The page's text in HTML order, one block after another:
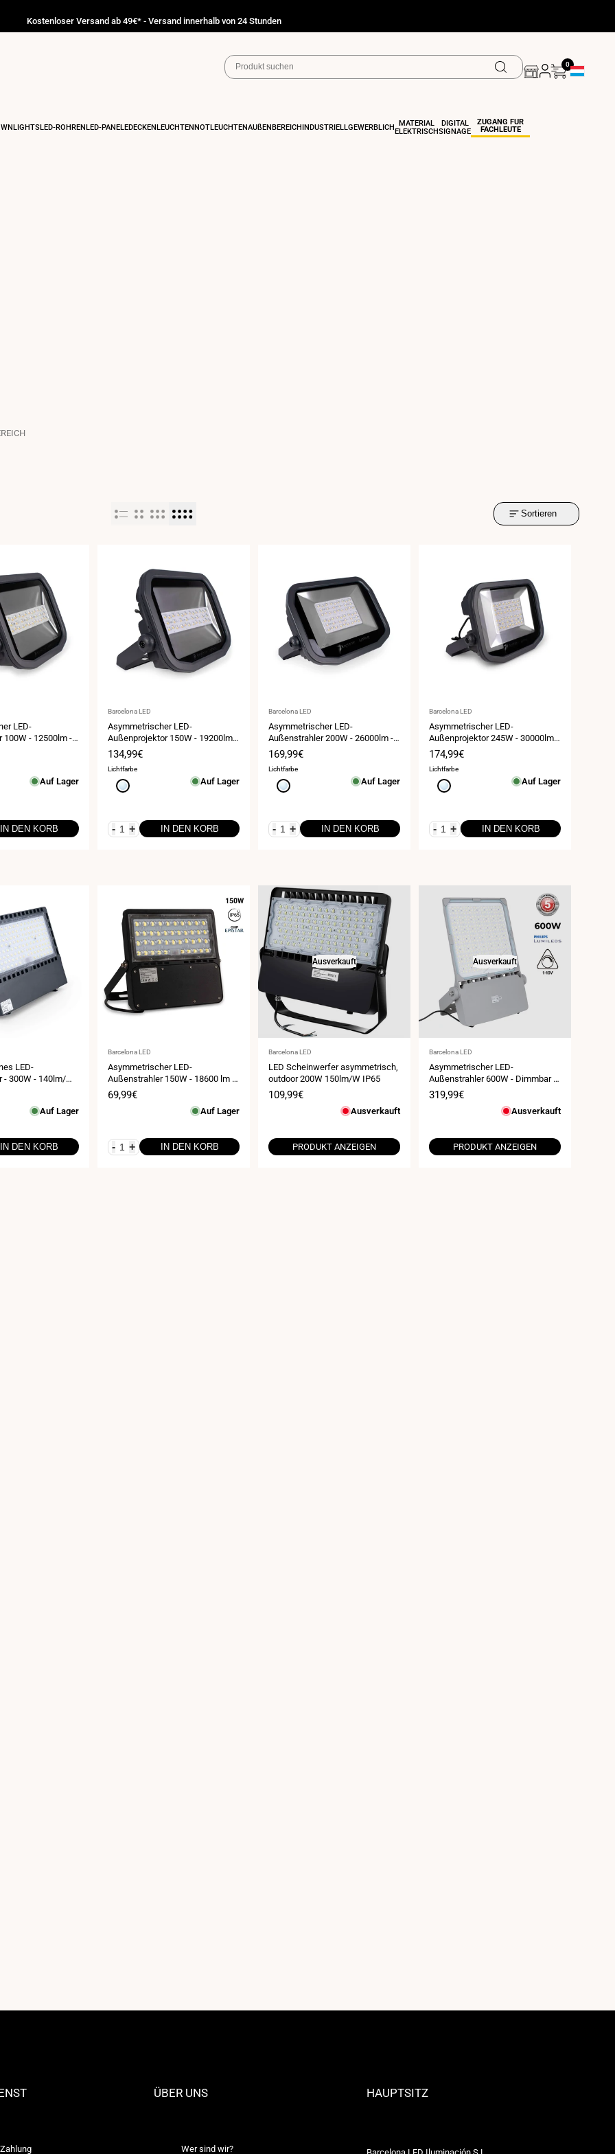
Kostenloser Versand ab 49€* - Versand innerhalb von 24 Stunden
0
LED-RÖHRENLED-PANELEDECKENLEUCHTENNOTLEUCHTENAUßENBEREICHINDUSTRIELL GEWERBLICH MATERIAL
ELEKTRISCH
DIGITAL
SIGNAGE
ZUGANG FÜR
FACHLEUTE
Sortieren
LED-
100W - 12500lm -
Auf Lager
IN DEN KORB
Anbieter:
Barcelona LED
Asymmetrischer LED-
Außenprojektor 150W - 19200lm -
IP65
Verkaufspreis
134,99€
Lichtfarbe
Kaltweiß
Auf Lager
- + IN DEN KORB
Anbieter:
Barcelona LED
Asymmetrischer LED-
Außenstrahler 200W - 26000lm -
IP65
Verkaufspreis
169,99€
Lichtfarbe
Kaltweiß
Auf Lager
- + IN DEN KORB
Anbieter:
Barcelona LED
Asymmetrischer LED-
Außenprojektor 245W - 30000lm -
IP65
Verkaufspreis
174,99€
Lichtfarbe
Kaltweiß
Auf Lager
- + IN DEN KORB
LED-
300W - 140lm/W-
Auf Lager
IN DEN KORB
Anbieter:
Barcelona LED
Asymmetrischer LED-
Außenstrahler 150W - 18600 lm -
IP65
Verkaufspreis
69,99€
Auf Lager
- + IN DEN KORB
Ausverkauft
Anbieter:
Barcelona LED
LED Scheinwerfer asymmetrisch,
outdoor 200W 150lm/W IP65
Verkaufspreis
109,99€
Ausverkauft
PRODUKT ANZEIGEN
Ausverkauft
Anbieter:
Barcelona LED
Asymmetrischer LED-
Außenstrahler 600W - Dimmbar 1-
10V - 160lm/W - IP66
Verkaufspreis
319,99€
Ausverkauft
PRODUKT ANZEIGEN
ÜBER UNS
Wer sind wir?
HAUPTSITZ